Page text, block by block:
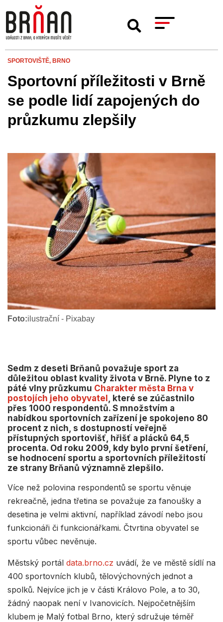
SPORTOVIŠTĚ, BRNO
Sportovní příležitosti v Brně
se podle lidí zapojených do
průzkumu zlepšily
Foto:ilustrační - Pixabay
Sedm z deseti Brňanů považuje sport za
důležitou oblast kvality života v Brně. Plyne to z
páté vlny průzkumu Charakter města Brna v
postojích jeho obyvatel , které se zúčastnilo
přes 1000 respondentů. S množstvím a
nabídkou sportovních zařízení je spokojeno 80
procent z nich, s dostupností veřejně
přístupných sportovišť, hřišť a plácků 64,5
procenta. Od roku 2009, kdy bylo první šetření,
se hodnocení sportu a sportovních příležitostí
ze strany Brňanů významně zlepšilo.
Více než polovina respondentů se sportu věnuje
rekreačně, jedna třetina se považuje za fanoušky a
desetina je velmi aktivní, například závodí nebo jsou
funkcionáři či funkcionářkami. Čtvrtina obyvatel se
sportu vůbec nevěnuje.
Městský portál data.brno.cz uvádí, že ve městě sídlí na
400 sportovních klubů, tělovýchovných jednot a
spolků. Nejvíce jich je v části Královo Pole, a to 30,
žádný naopak není v Ivanovicích. Nejpočetnějším
klubem je Malý fotbal Brno, který sdružuje téměř